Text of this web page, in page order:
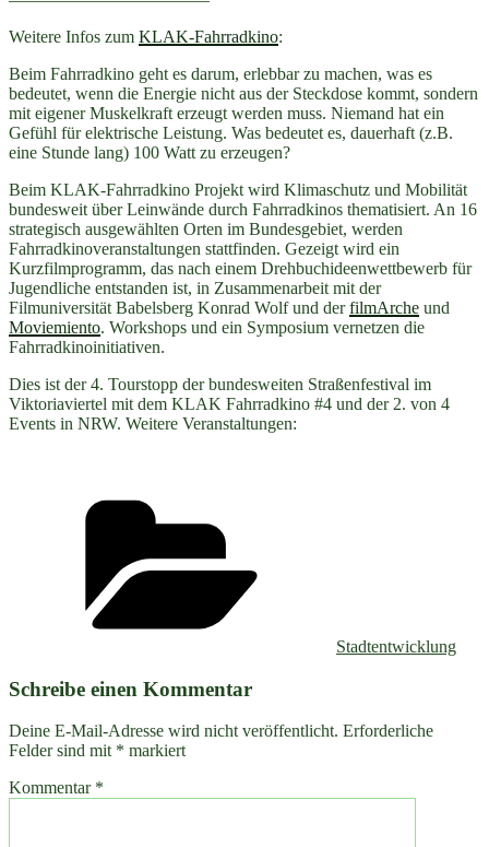
Weitere Infos zum KLAK-Fahrradkino:
Beim Fahrradkino geht es darum, erlebbar zu machen, was es
bedeutet, wenn die Energie nicht aus der Steckdose kommt, sondern
mit eigener Muskelkraft erzeugt werden muss. Niemand hat ein
Gefühl für elektrische Leistung. Was bedeutet es, dauerhaft (z.B.
eine Stunde lang) 100 Watt zu erzeugen?
Beim KLAK-Fahrradkino Projekt wird Klimaschutz und Mobilität
bundesweit über Leinwände durch Fahrradkinos thematisiert. An 16
strategisch ausgewählten Orten im Bundesgebiet, werden
Fahrradkinoveranstaltungen stattfinden. Gezeigt wird ein
Kurzfilmprogramm, das nach einem Drehbuchideenwettbewerb für
Jugendliche entstanden ist, in Zusammenarbeit mit der
Filmuniversität Babelsberg Konrad Wolf und derfilmArche und
Moviemiento. Workshops und ein Symposium vernetzen die
Fahrradkinoinitiativen.
Dies ist der 4. Tourstopp der bundesweiten Straßenfestival im
Viktoriaviertel mit dem KLAK Fahrradkino #4 und der 2. von 4
Events in NRW. Weitere Veranstaltungen:
Stadtentwicklung
Schreibe einen Kommentar
Deine E-Mail-Adresse wird nicht veröffentlicht. Erforderliche
Felder sind mit * markiert
Kommentar *